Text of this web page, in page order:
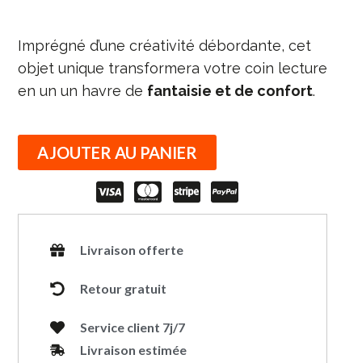
Imprégné d’une créativité débordante, cet
objet unique transformera votre coin lecture
en un un havre de fantaisie et de confort.
AJOUTER AU PANIER
Livraison offerte
Retour gratuit
Service client 7j/7
Livraison estimée